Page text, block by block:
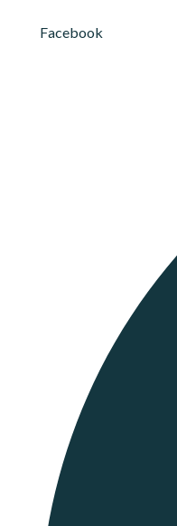
Facebook